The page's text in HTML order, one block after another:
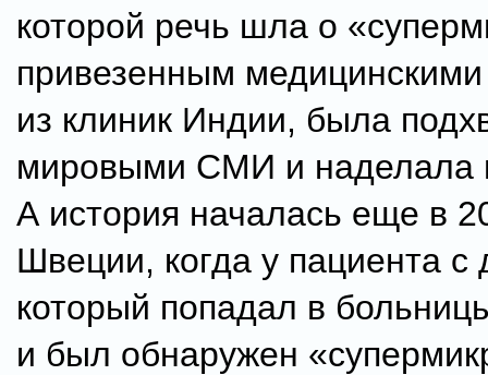
которой речь шла о
привезенным
из клиник Индии, была
мировыми СМИ и наделала
А история началась еще в
Швеции, когда у пациента с
который попадал в
и был обнаружен